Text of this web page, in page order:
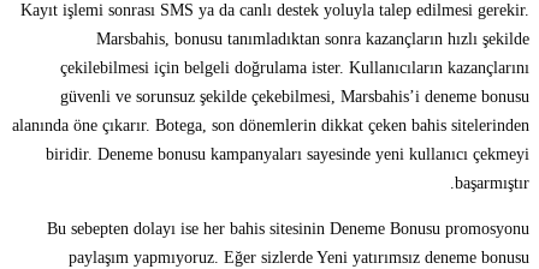
Kayıt işlemi sonrası SMS ya da canlı destek yoluyla talep edilmesi gerekir.
Marsbahis, bonusu tanımladıktan sonra kazançların hızlı şekilde
çekilebilmesi için belgeli doğrulama ister. Kullanıcıların kazançlarını
güvenli ve sorunsuz şekilde çekebilmesi, Marsbahis’i deneme bonusu
alanında öne çıkarır. Botega, son dönemlerin dikkat çeken bahis sitelerinden
biridir. Deneme bonusu kampanyaları sayesinde yeni kullanıcı çekmeyi
başarmıştır.
Bu sebepten dolayı ise her bahis sitesinin Deneme Bonusu promosyonu
paylaşım yapmıyoruz. Eğer sizlerde Yeni yatırımsız deneme bonusu